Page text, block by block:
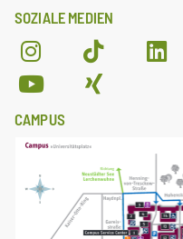
SOZIALE MEDIEN
CAMPUS